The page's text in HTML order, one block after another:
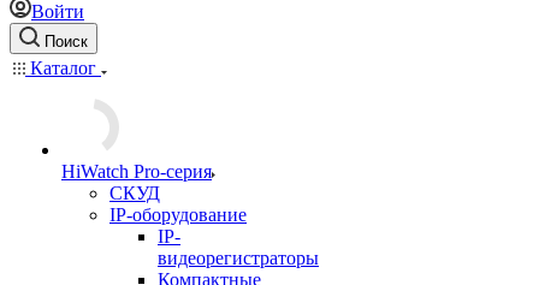
Войти
Поиск
Каталог
HiWatch Pro-серия
CКУД
IP-оборудование
IP-
видеорегистраторы
Компактные